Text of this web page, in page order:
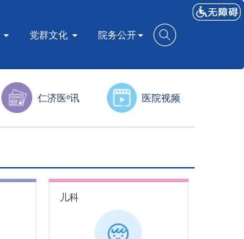
党群文化 院务公开
仁济医ᵉ讯 医院视频
儿科